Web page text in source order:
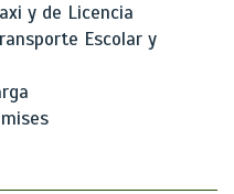
y de Licencia
Escolar y